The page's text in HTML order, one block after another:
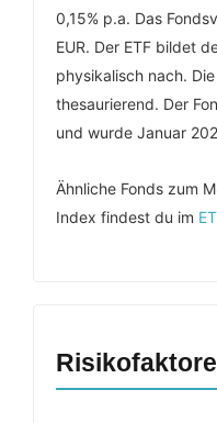
0,15% p.a. Das
EUR. Der ETF bildet
physikalisch nach.
thesaurierend. Der
und wurde Januar
Ähnliche Fonds zum
Index findest du im